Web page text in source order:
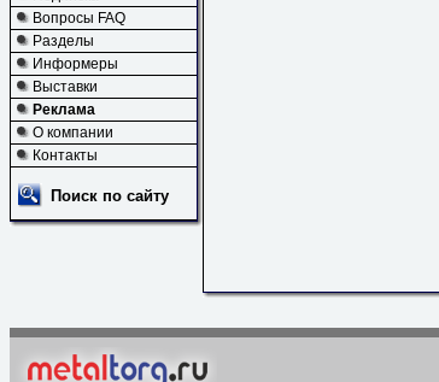
Вопросы FAQ
Разделы
Информеры
Выставки
Реклама
О компании
Контакты
Поиск по сайту